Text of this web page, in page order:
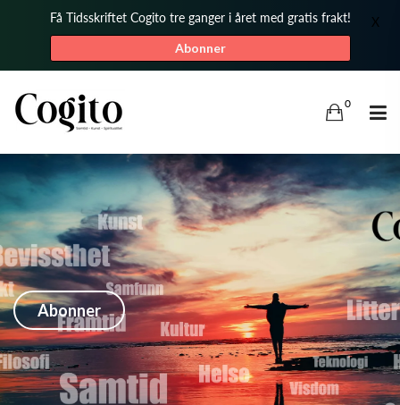
Få Tidsskriftet Cogito tre ganger i året med gratis frakt!
Abonner
X
0
BLI ABONNENT
TIDSSKRIFTET COGITO
Bli utfordret til å våkne opp til fornyet selvbevissthet i egen tenkning.
Abonner